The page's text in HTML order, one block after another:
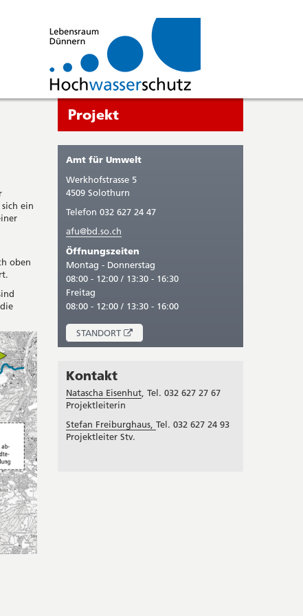
ein
oben
Sie
befinden
sich
gerade
in:
Projekt
Seitenleiste
Amt für Umwelt
Werkhofstrasse 5
4509 Solothurn
Telefon 032 627 24 47
afu@bd.so.ch
Öffnungszeiten
Montag - Donnerstag
08:00 - 12:00 / 13:30 - 16:30
Freitag
08:00 - 12:00 / 13:30 - 16:00
STANDORT
ÖFFNET
IN
Kontakt
Natascha Eisenhut , Tel. 032 627 27 67
Projektleiterin
Stefan Freiburghaus, Tel. 032 627 24 93
Projektleiter Stv.